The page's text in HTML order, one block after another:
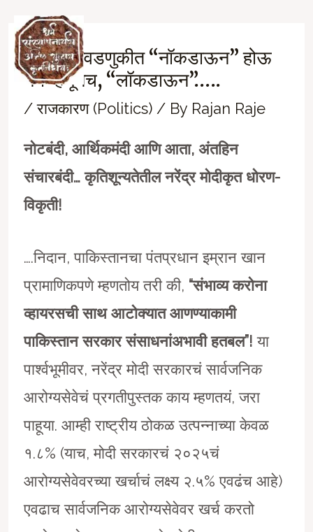
content
पुढच्या निवडणुकीत “नॉकडाऊन” होऊ
नये म्हणूनच, “लॉकडाऊन”…..
/राजकारण (Politics)/ By Rajan Raje
नोटबंदी, आर्थिकमंदी आणि आता, अंतहिन
संचारबंदी… कृतिशून्यतेतील नरेंद्र मोदीकृत धोरण-
विकृती!
….निदान, पाकिस्तानचा पंतप्रधान इम्रान खान
प्रामाणिकपणे म्हणतोय तरी की, “संभाव्य करोना
व्हायरसची साथ आटोक्यात आणण्याकामी
पाकिस्तान सरकार संसाधनांअभावी हतबल”! या
पार्श्वभूमीवर, नरेंद्र मोदी सरकारचं सार्वजनिक
आरोग्यसेवेचं प्रगतीपुस्तक काय म्हणतयं, जरा
पाहूया. आम्ही राष्ट्रीय ठोकळ उत्पन्नाच्या केवळ
१.८% (याच, मोदी सरकारचं २०२५चं
आरोग्यसेवेवरच्या खर्चाचं लक्ष्य २.५% एवढंच आहे)
एवढाच सार्वजनिक आरोग्यसेवेवर खर्च करतो